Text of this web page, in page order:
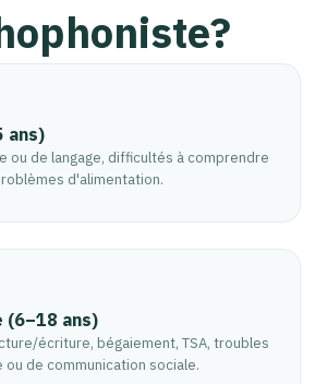
ans)
ou de langage, difficultés à comprendre
d'alimentation.
(6–18 ans)
écriture, bégaiement, TSA, troubles
de communication sociale.